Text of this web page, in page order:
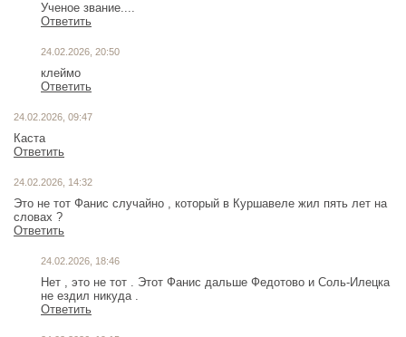
Ученое звание....
Ответить
24.02.2026, 20:50
клеймо
Ответить
24.02.2026, 09:47
Каста
Ответить
24.02.2026, 14:32
Это не тот Фанис случайно , который в Куршавеле жил пять лет на
словах ?
Ответить
24.02.2026, 18:46
Нет , это не тот . Этот Фанис дальше Федотово и Соль-Илецка
не ездил никуда .
Ответить